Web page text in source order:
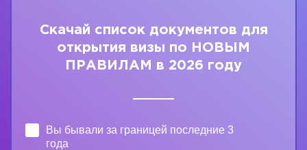
Скачай список документов для
открытия визы по НОВЫМ
ПРАВИЛАМ в 2026 году
Вы бывали за границей последние 3
года